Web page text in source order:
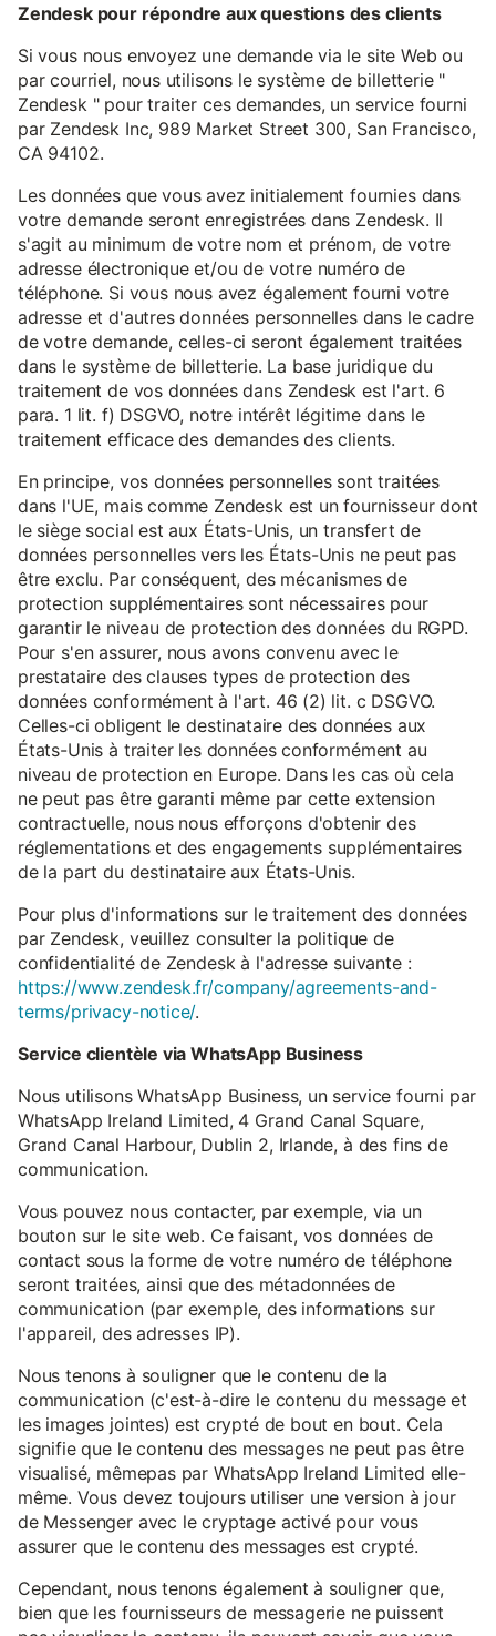
Zendesk pour répondre aux questions des clients
Si vous nous envoyez une demande via le site Web ou
par courriel, nous utilisons le système de billetterie "
Zendesk " pour traiter ces demandes, un service fourni
par Zendesk Inc, 989 Market Street 300, San Francisco,
CA 94102.
Les données que vous avez initialement fournies dans
votre demande seront enregistrées dans Zendesk. Il
s'agit au minimum de votre nom et prénom, de votre
adresse électronique et/ou de votre numéro de
téléphone. Si vous nous avez également fourni votre
adresse et d'autres données personnelles dans le cadre
de votre demande, celles-ci seront également traitées
dans le système de billetterie. La base juridique du
traitement de vos données dans Zendesk est l'art. 6
para. 1 lit. f) DSGVO, notre intérêt légitime dans le
traitement efficace des demandes des clients.
En principe, vos données personnelles sont traitées
dans l'UE, mais comme Zendesk est un fournisseur dont
le siège social est aux États-Unis, un transfert de
données personnelles vers les États-Unis ne peut pas
être exclu. Par conséquent, des mécanismes de
protection supplémentaires sont nécessaires pour
garantir le niveau de protection des données du RGPD.
Pour s'en assurer, nous avons convenu avec le
prestataire des clauses types de protection des
données conformément à l'art. 46 (2) lit. c DSGVO.
Celles-ci obligent le destinataire des données aux
États-Unis à traiter les données conformément au
niveau de protection en Europe. Dans les cas où cela
ne peut pas être garanti même par cette extension
contractuelle, nous nous efforçons d'obtenir des
réglementations et des engagements supplémentaires
de la part du destinataire aux États-Unis.
Pour plus d'informations sur le traitement des données
par Zendesk, veuillez consulter la politique de
confidentialité de Zendesk à l'adresse suivante :
https://www.zendesk.fr/company/agreements-and-
terms/privacy-notice/.
Service clientèle via WhatsApp Business
Nous utilisons WhatsApp Business, un service fourni par
WhatsApp Ireland Limited, 4 Grand Canal Square,
Grand Canal Harbour, Dublin 2, Irlande, à des fins de
communication.
Vous pouvez nous contacter, par exemple, via un
bouton sur le site web. Ce faisant, vos données de
contact sous la forme de votre numéro de téléphone
seront traitées, ainsi que des métadonnées de
communication (par exemple, des informations sur
l'appareil, des adresses IP).
Nous tenons à souligner que le contenu de la
communication (c'est-à-dire le contenu du message et
les images jointes) est crypté de bout en bout. Cela
signifie que le contenu des messages ne peut pas être
visualisé, mêmepas par WhatsApp Ireland Limited elle-
même. Vous devez toujours utiliser une version à jour
de Messenger avec le cryptage activé pour vous
assurer que le contenu des messages est crypté.
Cependant, nous tenons également à souligner que,
bien que les fournisseurs de messagerie ne puissent